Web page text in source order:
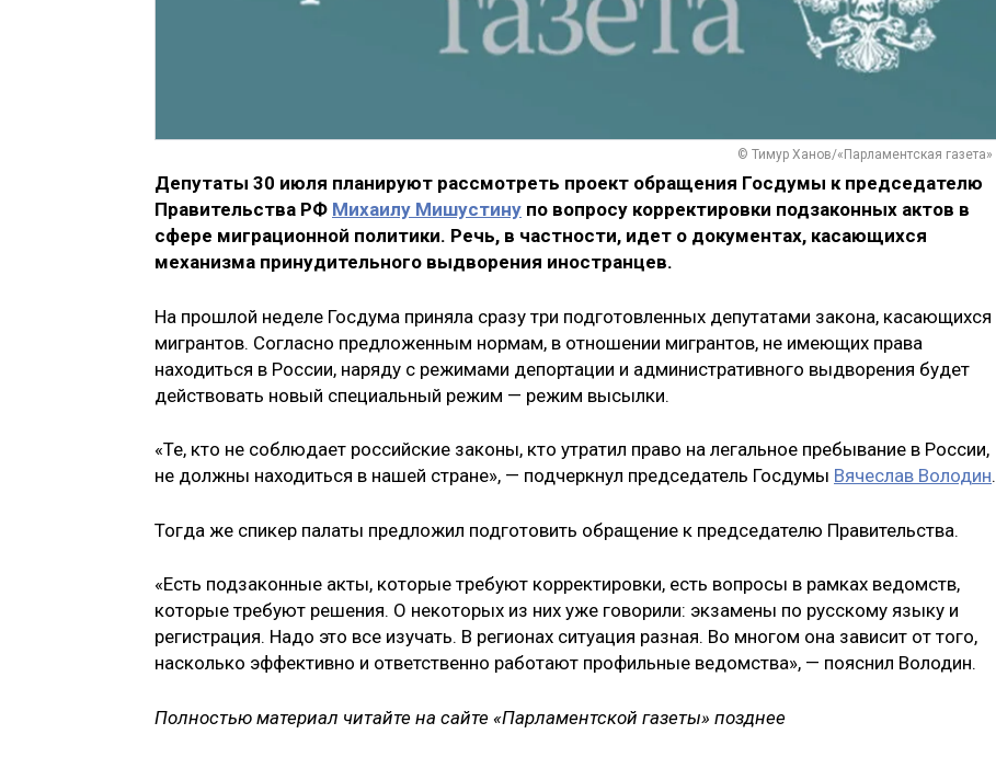
© Тимур Ханов/«Парламентская газета»
Депутаты 30 июля планируют рассмотреть проект обращения Госдумы к председателю
Правительства РФ Михаилу Мишустину по вопросу корректировки подзаконных актов в
сфере миграционной политики. Речь, в частности, идет о документах, касающихся
механизма принудительного выдворения иностранцев.
На прошлой неделе Госдума приняла сразу три подготовленных депутатами закона, касающихся
мигрантов. Согласно предложенным нормам, в отношении мигрантов, не имеющих права
находиться в России, наряду с режимами депортации и административного выдворения будет
действовать новый специальный режим — режим высылки.
«Те, кто не соблюдает российские законы, кто утратил право на легальное пребывание в России,
не должны находиться в нашей стране», — подчеркнул председатель Госдумы Вячеслав Володин.
Тогда же спикер палаты предложил подготовить обращение к председателю Правительства.
«Есть подзаконные акты, которые требуют корректировки, есть вопросы в рамках ведомств,
которые требуют решения. О некоторых из них уже говорили: экзамены по русскому языку и
регистрация. Надо это все изучать. В регионах ситуация разная. Во многом она зависит от того,
насколько эффективно и ответственно работают профильные ведомства», — пояснил Володин.
Полностью материал читайте на сайте «Парламентской газеты» позднее